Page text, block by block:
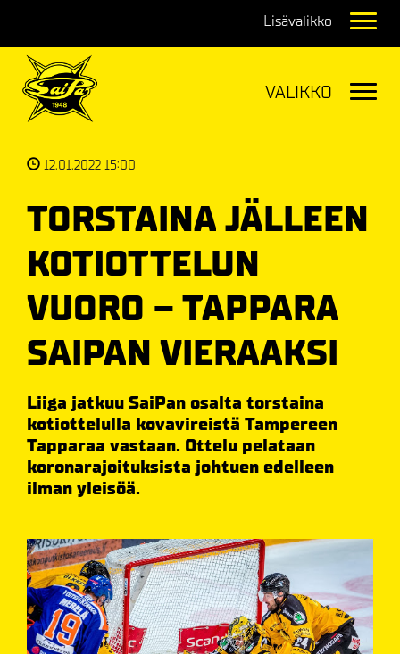
12.01.2022 15:00
TORSTAINA JÄLLEEN
KOTIOTTELUN
VUORO – TAPPARA
SAIPAN VIERAAKSI
Liiga jatkuu SaiPan osalta torstaina
kotiottelulla kovavireistä Tampereen
Tapparaa vastaan. Ottelu pelataan
koronarajoituksista johtuen edelleen
ilman yleisöä.